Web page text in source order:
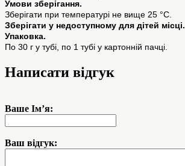
Умови зберігання.
Зберігати при температурі не вище 25 °С.
Зберігати у недоступному для дітей місці.
Упаковка.
По 30 г у тубі, по 1 тубі у картонній пачці.
Написати відгук
Ваше Ім’я:
Ваш відгук: